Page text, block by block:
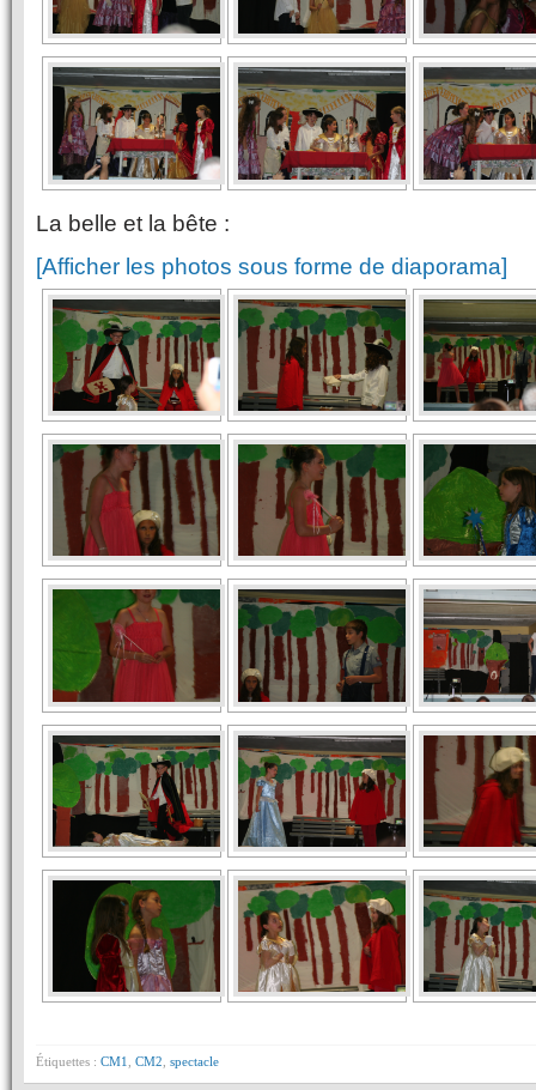
La belle et la bête :
[Afficher les photos sous forme de diaporama]
Étiquettes : CM1 CM2 spectacle